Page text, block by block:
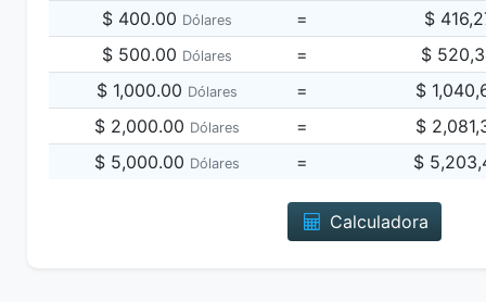
$ 400.00 Dólares = $
$ 500.00 Dólares = $
$ 1,000.00 Dólares = $
$ 2,000.00 Dólares = $
$ 5,000.00 Dólares = $
Calculadora